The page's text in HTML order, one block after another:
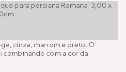
para persiana Romana: 3,00 x
cinza, marrom e preto. O
combinando com a cor da